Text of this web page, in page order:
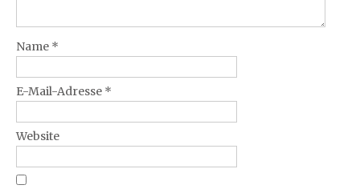
Name *
E-Mail-Adresse *
Website